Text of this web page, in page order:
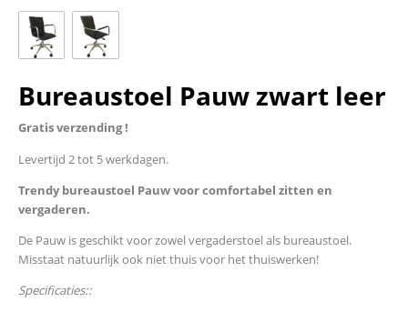
Bureaustoel Pauw zwart leer
Gratis verzending !
Levertijd 2 tot 5 werkdagen.
Trendy bureaustoel Pauw voor comfortabel zitten en
vergaderen.
De Pauw is geschikt voor zowel vergaderstoel als bureaustoel.
Misstaat natuurlijk ook niet thuis voor het thuiswerken!
Specificaties::